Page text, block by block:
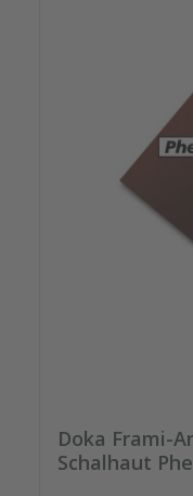
Doka Frami-
Schalhaut